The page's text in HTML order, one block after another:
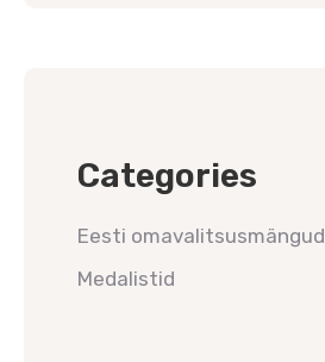
Categories
Eesti omavalitsusmängud
Medalistid